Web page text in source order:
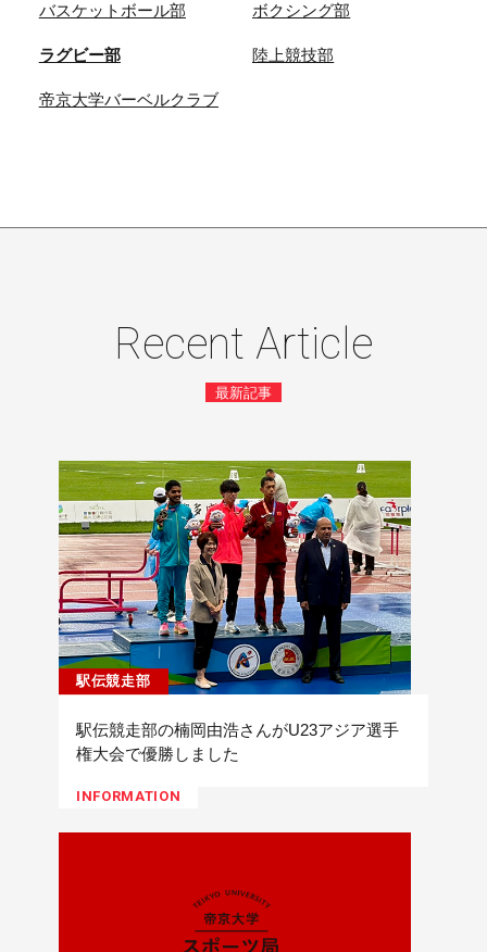
バスケットボール部 ボクシング部
ラグビー部 陸上競技部
帝京大学バーベルクラブ
Recent Article
最新記事
駅伝競走部
駅伝競走部の楠岡由浩さんがU23アジア選手
権大会で優勝しました
INFORMATION